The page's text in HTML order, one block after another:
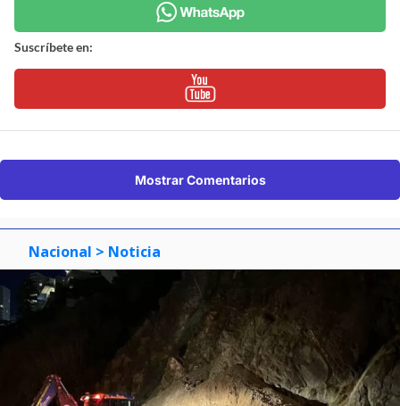
Suscríbete en:
Mostrar Comentarios
Nacional > Noticia